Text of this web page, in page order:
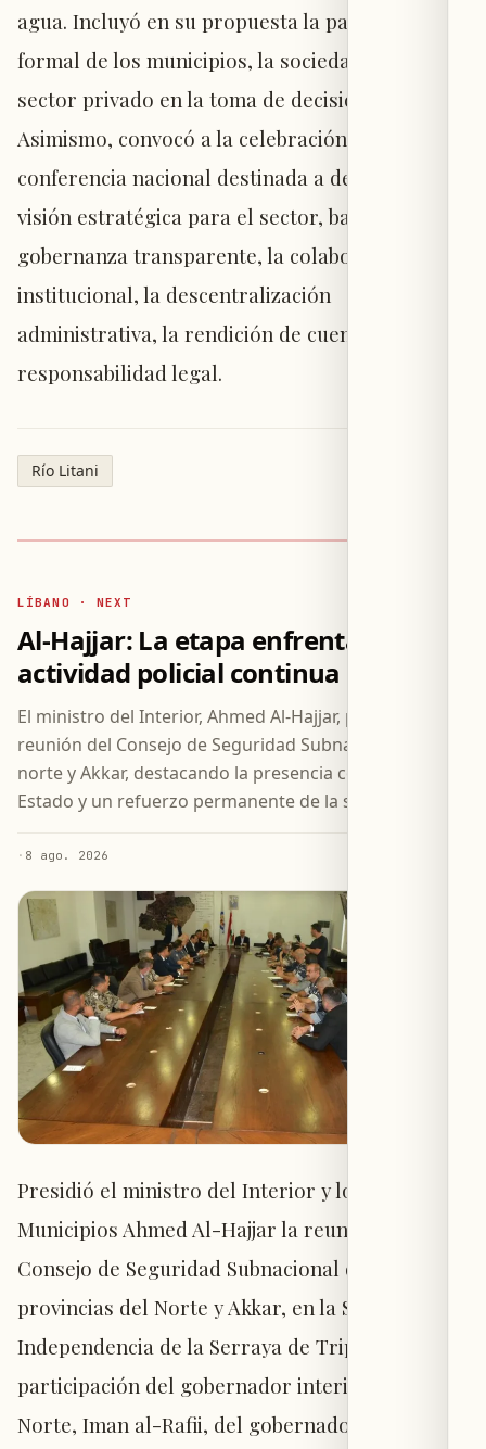
agua. Incluyó en su propuesta la participación
formal de los municipios, la sociedad civil y el
sector privado en la toma de decisiones.
Asimismo, convocó a la celebración de una
conferencia nacional destinada a definir una
visión estratégica para el sector, basada en la
gobernanza transparente, la colaboración
institucional, la descentralización
administrativa, la rendición de cuentas y la
responsabilidad legal.
Río Litani
LÍBANO · NEXT
Al-Hajjar: La etapa enfrentará una
actividad policial continua
El ministro del Interior, Ahmed Al-Hajjar, presidió una
reunión del Consejo de Seguridad Subnacional en el
norte y Akkar, destacando la presencia constante del
Estado y un refuerzo permanente de la seguridad.
· 8 ago. 2026
Presidió el ministro del Interior y los
Municipios Ahmed Al-Hajjar la reunión del
Consejo de Seguridad Subnacional de las
provincias del Norte y Akkar, en la Sala de la
Independencia de la Serraya de Tripoli, con la
participación del gobernador interino del
Norte, Iman al-Rafii, del gobernador de Akkar